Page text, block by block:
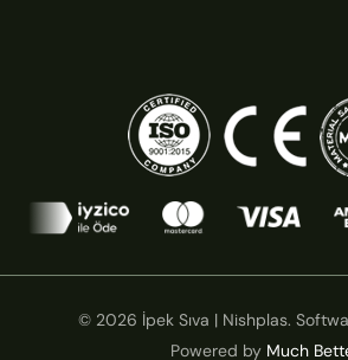
© 2026 İpek Sıva | Nishplas.
Powered by Much